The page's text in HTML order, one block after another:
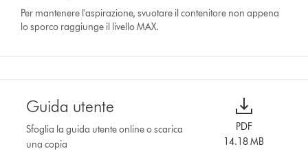
Per mantenere l'aspirazione, svuotare il contenitore non appena
lo sporco raggiunge il livello MAX.
Guida utente
Sfoglia la guida utente online o scarica
una copia
PDF
14.18 MB